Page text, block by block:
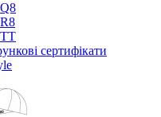
Q8
R8
TT
сертифікати